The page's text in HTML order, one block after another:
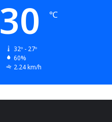
30 ℃
32º - 27º
60%
2.24 km/h